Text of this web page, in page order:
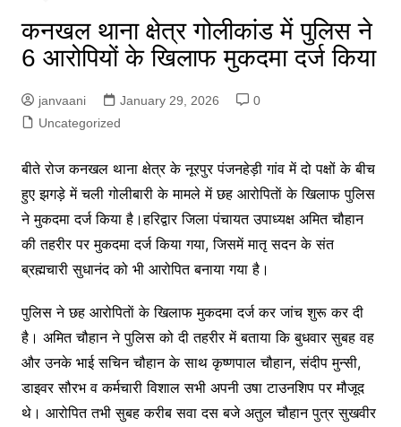
कनखल थाना क्षेत्र गोलीकांड में पुलिस ने
6 आरोपियों के खिलाफ मुकदमा दर्ज किया
janvaani January 29, 2026
0
Uncategorized
बीते रोज कनखल थाना क्षेत्र के नूरपुर पंजनहेड़ी गांव में दो पक्षों के बीच
हुए झगड़े में चली गोलीबारी के मामले में छह आरोपिताें के खिलाफ पुलिस
ने मुकदमा दर्ज किया है।हरिद्वार जिला पंचायत उपाध्यक्ष अमित चौहान
की तहरीर पर मुकदमा दर्ज किया गया, जिसमें मातृ सदन के संत
ब्रह्मचारी सुधानंद को भी आरोपित बनाया गया है।
पुलिस ने छह आरोपिताें के खिलाफ मुकदमा दर्ज कर जांच शुरू कर दी
है। अमित चौहान ने पुलिस को दी तहरीर में बताया कि बुधवार सुबह वह
और उनके भाई सचिन चौहान के साथ कृष्णपाल चौहान, संदीप मुन्सी,
डाइवर सौरभ व कर्मचारी विशाल सभी अपनी उषा टाउनशिप पर मौजूद
थे। आरोपित तभी सुबह करीब सवा दस बजे अतुल चौहान पुत्र सुखवीर